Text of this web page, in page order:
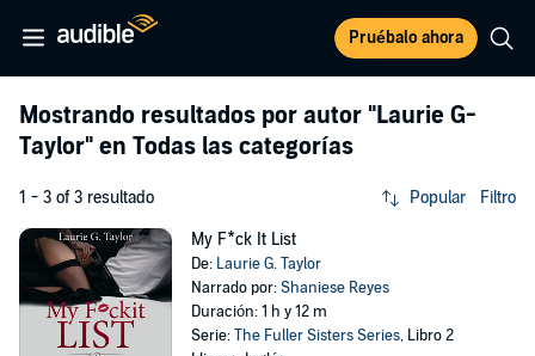
Pruébalo ahora
Mostrando resultados por autor "Laurie G-
Taylor" en Todas las categorías
1 - 3 of 3 resultado Popular Filtro
My F*ck It List
De: Laurie G. Taylor
Narrado por:Shaniese Reyes
Duración: 1 h y 12 m
Serie:The Fuller Sisters Series, Libro 2